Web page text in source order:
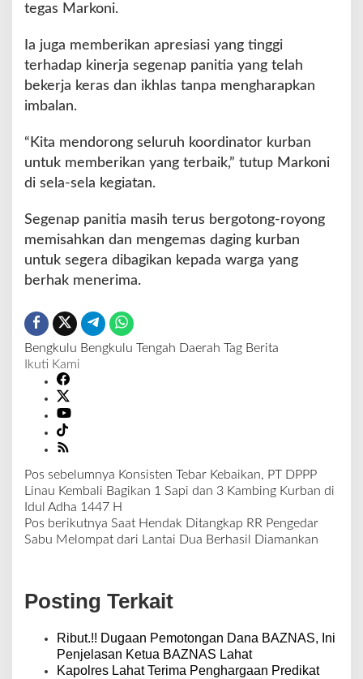
tegas Markoni.
Ia juga memberikan apresiasi yang tinggi
terhadap kinerja segenap panitia yang telah
bekerja keras dan ikhlas tanpa mengharapkan
imbalan.
“Kita mendorong seluruh koordinator kurban
untuk memberikan yang terbaik,” tutup Markoni
di sela-sela kegiatan.
Segenap panitia masih terus bergotong-royong
memisahkan dan mengemas daging kurban
untuk segera dibagikan kepada warga yang
berhak menerima.
Bengkulu Bengkulu Tengah Daerah Tag Berita
Ikuti Kami
N
a
v
i
s
i
Pos sebelumnya Konsisten Tebar Kebaikan, PT DPPP
Linau Kembali Bagikan 1 Sapi dan 3 Kambing Kurban di
Idul Adha 1447 H
Pos berikutnya Saat Hendak Ditangkap RR Pengedar
Sabu Melompat dari Lantai Dua Berhasil Diamankan
Posting Terkait
Ribut.!! Dugaan Pemotongan Dana BAZNAS, Ini
Penjelasan Ketua BAZNAS Lahat
Kapolres Lahat Terima Penghargaan Predikat